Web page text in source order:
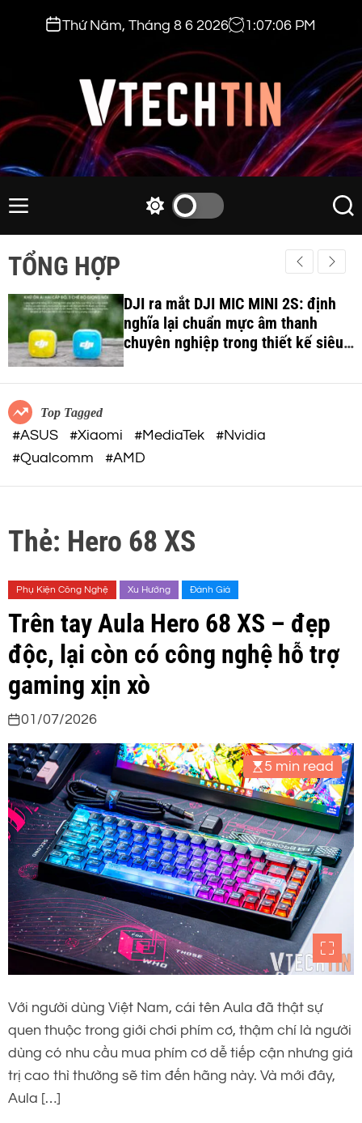
t
o
c
o
e
Thứ Năm, Tháng 8 6 2026 1 :07:07 PM
v
c
h
t
i
n
.
c
m
M
e
w
h
c
o
o
d
e
S
e
a
r
h
TỔNG HỢP
DJI ra mắt DJI MIC MINI 2S: định
nghĩa lại chuẩn mực âm thanh
chuyên nghiệp trong thiết kế siêu
nhẹ 12Gram và khả năng ghi âm
32-BIT FLOAT mạnh mẽ
Top Tagged
#ASUS #Xiaomi #MediaTek
#Nvidia
#Qualcomm
#AMD
Thẻ: Hero 68 XS
Phụ Kiện Công Nghệ Xu Hướng Đánh Giá
Trên tay Aula Hero 68 XS – đẹp
độc, lại còn có công nghệ hỗ trợ
gaming xịn xò
01/07/2026
5 min read
Với người dùng Việt Nam, cái tên Aula đã thật sự
quen thuộc trong giới chơi phím cơ, thậm chí là người
dùng có nhu cầu mua phím cơ dễ tiếp cận nhưng giá
trị cao thì thường sẽ tìm đến hãng này. Và mới đây,
Aula […]